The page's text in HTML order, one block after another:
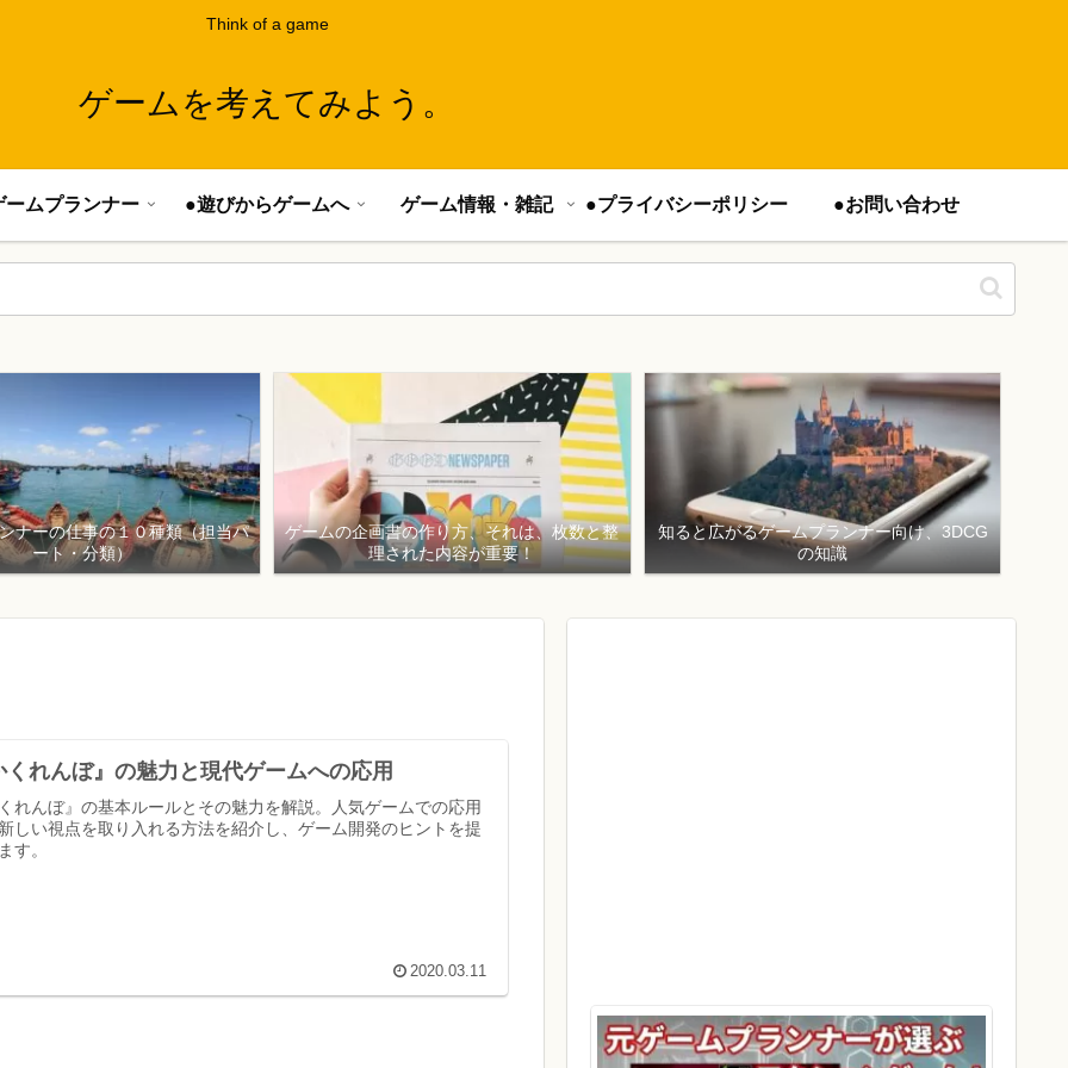
Think of a game
ゲームを考えてみよう。
ームプランナー ●遊びからゲームへ ゲーム情報・雑記 ●プライバシーポリシー ●お問い合わせ
ナーの仕事の１０種類（担当パ
ート・分類）
ゲームの企画書の作り方、それは、枚数と整
理された内容が重要！
知ると広がるゲームプランナー向け、3DCG
の知識
くれんぼ』の魅力と現代ゲームへの応用
れんぼ』の基本ルールとその魅力を解説。人気ゲームでの応用
しい視点を取り入れる方法を紹介し、ゲーム開発のヒントを提
す。
2020.03.11